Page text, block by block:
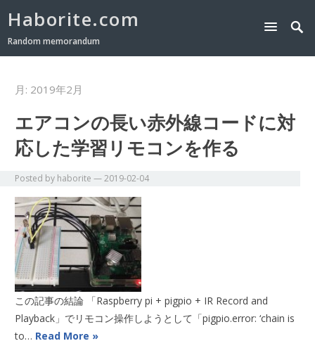
Haborite.com
Random memorandum
月: 2019年2月
エアコンの長い赤外線コードに対
応した学習リモコンを作る
Posted by haborite —2019-02-04
この記事の結論 「Raspberry pi + pigpio + IR Record and
Playback」でリモコン操作しようとして「pigpio.error: ‘chain is
to… Read More »